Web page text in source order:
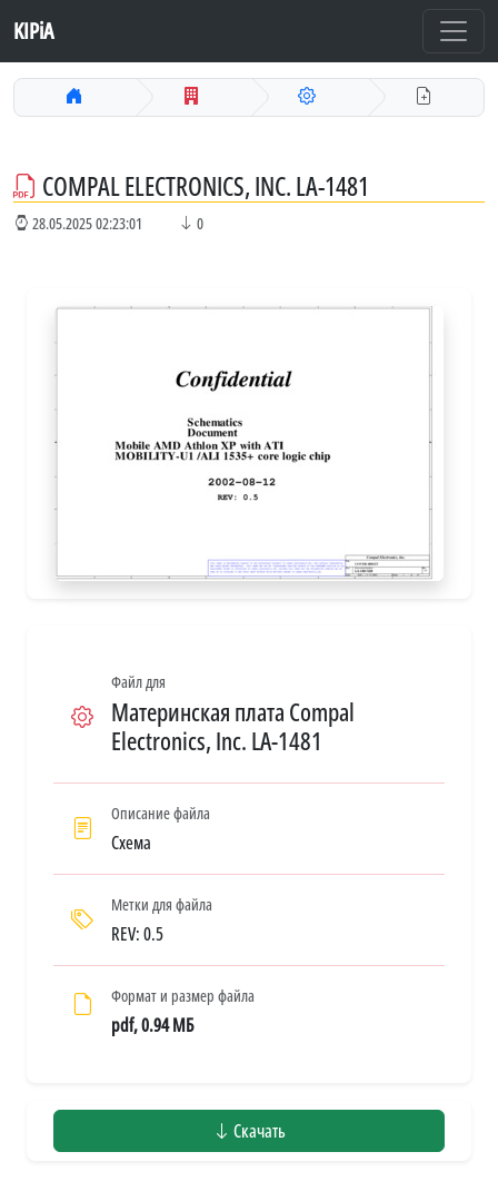
KIPiA
COMPAL ELECTRONICS, INC. LA-1481
28.05.2025 02:23:01 0
Файл для
Материнская плата Compal
Electronics, Inc. LA-1481
Описание файла
Схема
Метки для файла
REV: 0.5
Формат и размер файла
pdf, 0.94 МБ
Скачать